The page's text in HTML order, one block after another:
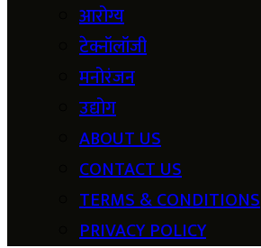
आरोग्य
टेक्नॉलॉजी
मनोरंजन
उद्योग
ABOUT US
CONTACT US
TERMS & CONDITIONS
PRIVACY POLICY